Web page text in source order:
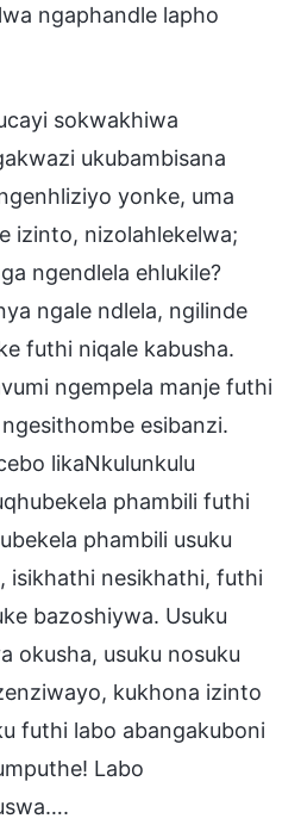
ngaphandle lapho
sokwakhiwa
ukubambisana
yonke, uma
izinto, nizolahlekelwa;
ngendlela ehlukile?
ngale ndlela, ngilinde
futhi niqale kabusha.
ngempela manje futhi
esibanzi.
likaNkulunkulu
phambili futhi
phambili usuku
isikhathi nesikhathi, futhi
bazoshiywa. Usuku
okusha, usuku nosuku
kukhona izinto
futhi labo abangakuboni
Labo